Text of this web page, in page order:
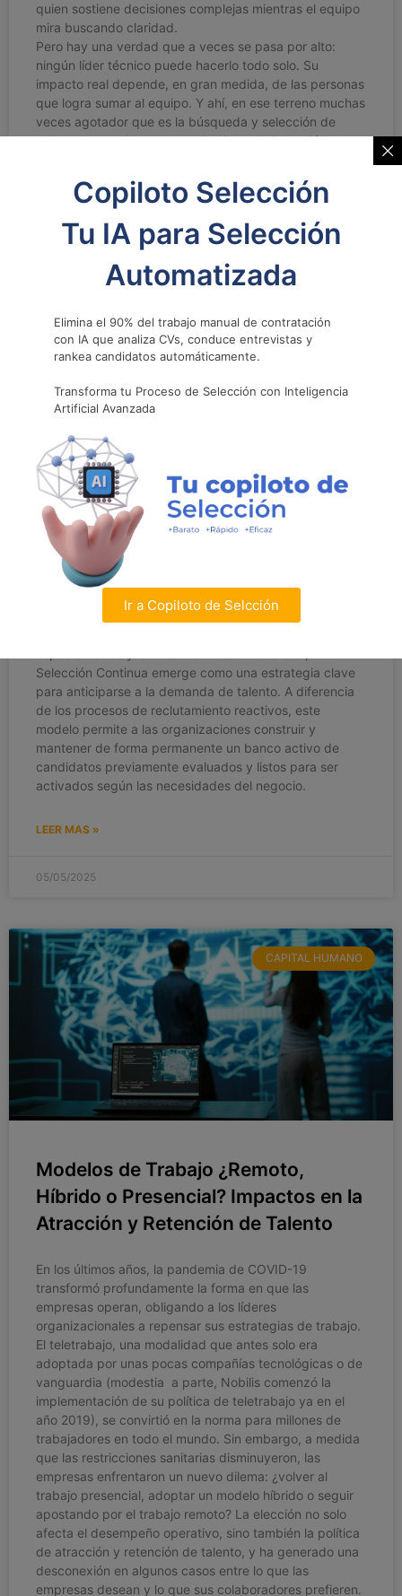
quien sostiene decisiones complejas mientras el equipo
mira buscando claridad.
Pero hay una verdad que a veces se pasa por alto:
ningún líder técnico puede hacerlo todo solo. Su
impacto real depende, en gran medida, de las personas
que logra sumar al equipo. Y ahí, en ese terreno muchas
veces agotador que es la búsqueda y selección de
talento, herramientas como Copiloto de Selección
LEER MAS »
CAPITAL HUMANO
Selección Continua: estrategia de
Nobilis para anticiparse al talento
En un escenario laboral marcado por la velocidad de los
Selección Continua emerge como una estrategia clave
para anticiparse a la demanda de talento. A diferencia
de los procesos de reclutamiento reactivos, este
modelo permite a las organizaciones construir y
mantener de forma permanente un banco activo de
candidatos previamente evaluados y listos para ser
activados según las necesidades del negocio.
LEER MAS »
05/05/2025
CAPITAL HUMANO
Modelos de Trabajo ¿Remoto,
Híbrido o Presencial? Impactos en la
Atracción y Retención de Talento
En los últimos años, la pandemia de COVID-19
transformó profundamente la forma en que las
empresas operan, obligando a los líderes
organizacionales a repensar sus estrategias de trabajo.
El teletrabajo, una modalidad que antes solo era
adoptada por unas pocas compañías tecnológicas o de
vanguardia (modestia a parte, Nobilis comenzó la
implementación de su política de teletrabajo ya en el
año 2019), se convirtió en la norma para millones de
trabajadores en todo el mundo. Sin embargo, a medida
que las restricciones sanitarias disminuyeron, las
empresas enfrentaron un nuevo dilema: ¿volver al
trabajo presencial, adoptar un modelo híbrido o seguir
apostando por el trabajo remoto? La elección no solo
afecta el desempeño operativo, sino también la política
de atracción y retención de talento, y ha generado una
desconexión en algunos casos entre lo que las
empresas desean y lo que sus colaboradores prefieren.
Copiloto Selección
Tu IA para Selección
Automatizada
Elimina el 90% del trabajo manual de contratación
con IA que analiza CVs, conduce entrevistas y
rankea candidatos automáticamente.
Transforma tu Proceso de Selección con Inteligencia
Artificial Avanzada
Ir a Copiloto de Selcción